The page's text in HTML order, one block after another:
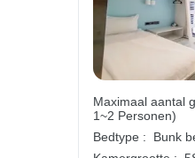
Maximaal aantal
1~2 Personen)
Bedtype :
Bunk